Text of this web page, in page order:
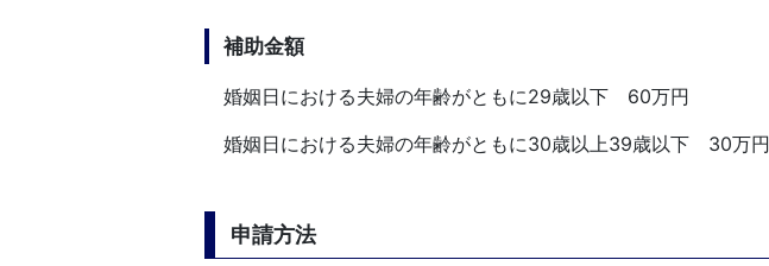
補助金額
婚姻日における夫婦の年齢がともに29歳以下 60万円
婚姻日における夫婦の年齢がともに30歳以上39歳以下 30万円
申請方法